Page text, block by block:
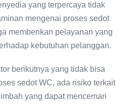
yang terpercaya tidak
mengenai proses sedot
memberikan pelayanan yang
kebutuhan pelanggan.
berikutnya yang tidak bisa
sedot WC, ada risiko terkait
yang dapat mencemari